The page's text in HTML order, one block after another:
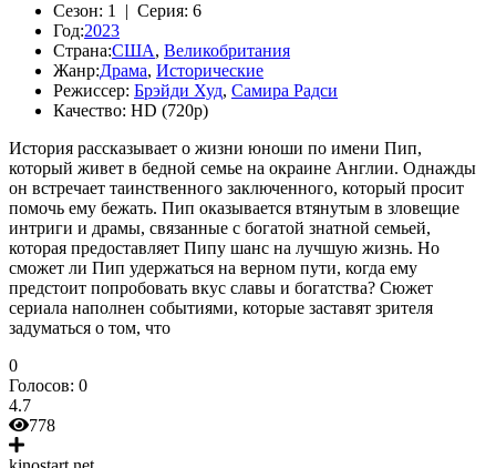
Сезон: 1 | Серия: 6
Год:2023
Страна:США, Великобритания
Жанр:Драма, Исторические
Режиссер: Брэйди Худ, Самира Радси
Качество: HD (720p)
История рассказывает о жизни юноши по имени Пип,
который живет в бедной семье на окраине Англии. Однажды
он встречает таинственного заключенного, который просит
помочь ему бежать. Пип оказывается втянутым в зловещие
интриги и драмы, связанные с богатой знатной семьей,
которая предоставляет Пипу шанс на лучшую жизнь. Но
сможет ли Пип удержаться на верном пути, когда ему
предстоит попробовать вкус славы и богатства? Сюжет
сериала наполнен событиями, которые заставят зрителя
задуматься о том, что
0
Голосов: 0
4.7
778